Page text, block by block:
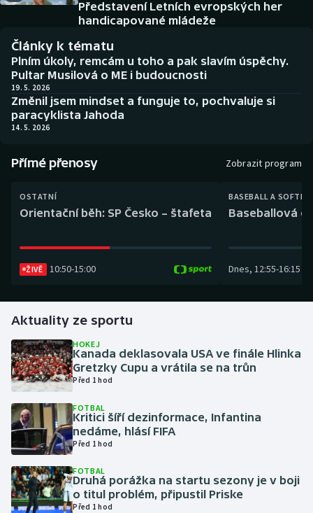
Biatlon
Boby a skeleton
Box
Curling
Dostihy
Gymnastika
Házená
Jezdectví
Judo
Krasobruslení
Lezení
Historické návraty
Aplikace ČT sport
AZ kvíz
Představení Letních evropských her
handicapované mládeže
Články k tématu
Plním úkoly, remcám u toho a pak slavím úspěchy.
Pultar Musilová o ME i budoucnosti
19. 5. 2026
Změnil jsem mindset a funguje to, pochvaluje si
paracyklista Jahoda
14. 5. 2026
Přímé přenosy Zobrazit program
OSTATNÍ
Orientační běh: SP Česko – štafeta
ŽIVĚ 10:50-15:00
BASEBALL A
Baseballová
Dnes, 12:55-16:15
Aktuality ze sportu
HOKEJ
Kanada deklasovala USA ve finále Hlinka
Gretzky Cupu a vrátila se na trůn
Před 1 hod
FOTBAL
Kritici šíří dezinformace, Infantina
nedáme, hlásí FIFA
Před 1 hod
FOTBAL
Druhá porážka na startu sezony je v boji
o titul problém, připustil Priske
Před 1 hod